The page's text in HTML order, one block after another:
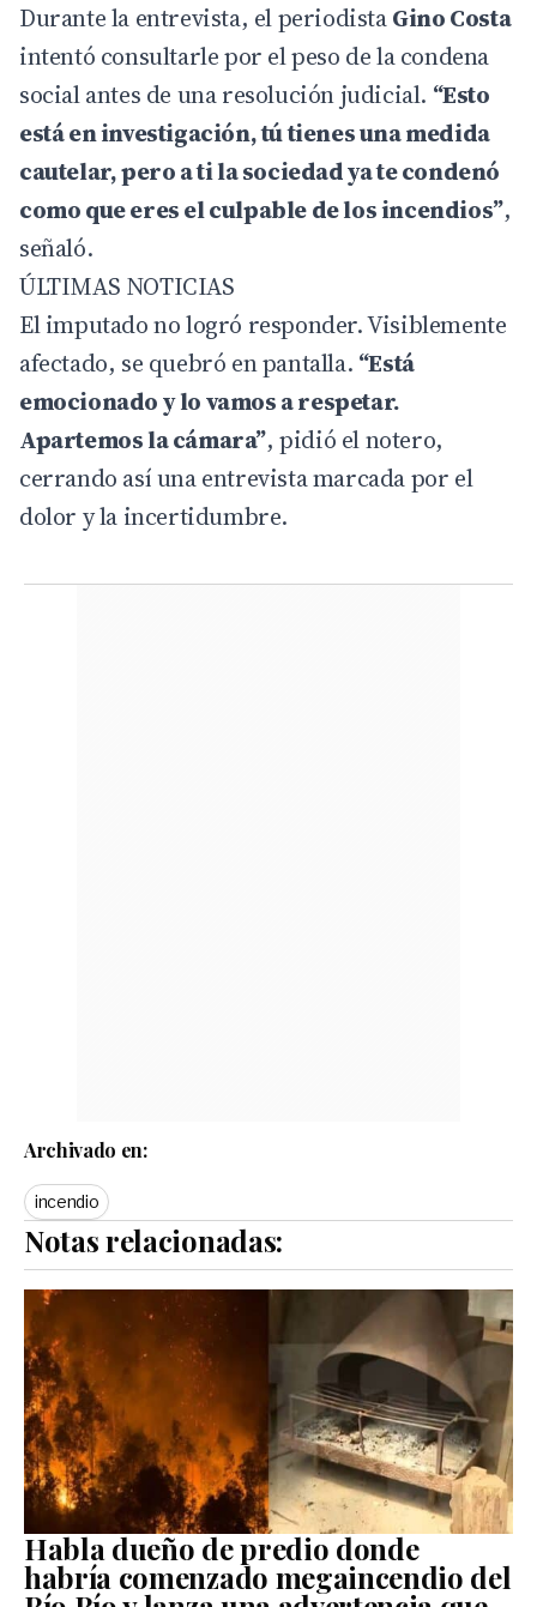
Durante la entrevista, el periodistaGino Costa
intentó consultarle por el peso de la condena
social antes de una resolución judicial. “Esto
está en investigación, tú tienes una medida
cautelar, pero a ti la sociedad ya te condenó
como que eres el culpable de los incendios”,
señaló.
ÚLTIMAS NOTICIAS
El imputado no logró responder. Visiblemente
afectado, se quebró en pantalla. “Está
emocionado y lo vamos a respetar.
Apartemos la cámara”, pidió el notero,
cerrando así una entrevista marcada por el
dolor y la incertidumbre.
Archivado en:
incendio
Notas relacionadas:
Habla dueño de predio donde
habría comenzado megaincendio del